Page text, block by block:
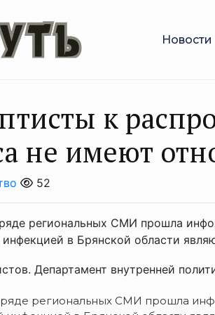
Новости
к
не имеют
52
региональных СМИ прошла
в Брянской области
Департамент внутренней
региональных СМИ прошла